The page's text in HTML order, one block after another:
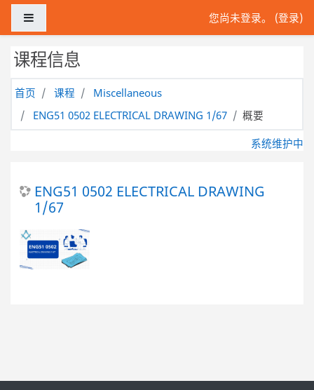
跳到主要内容
您尚未登录。 (登录)
课程信息
首页 课程
Miscellaneous
ENG51 0502 ELECTRICAL DRAWING 1/67
概要
系统维护中
ENG51 0502 ELECTRICAL DRAWING
1/67